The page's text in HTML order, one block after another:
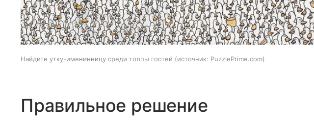
Найдите утку-именинницу среди толпы гостей источник: PuzzlePrime.com
Правильное решение